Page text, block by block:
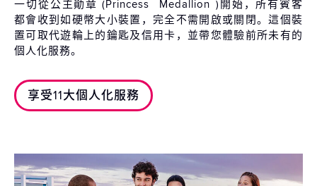
一切從公主勛章 (Princess Medallion )開始，所有賓客
都會收到如硬幣大小裝置，完全不需開啟或關閉。這個裝
置可取代遊輪上的鑰匙及信用卡，並帶您體驗前所未有的
個人化服務。
享受11大個人化服務